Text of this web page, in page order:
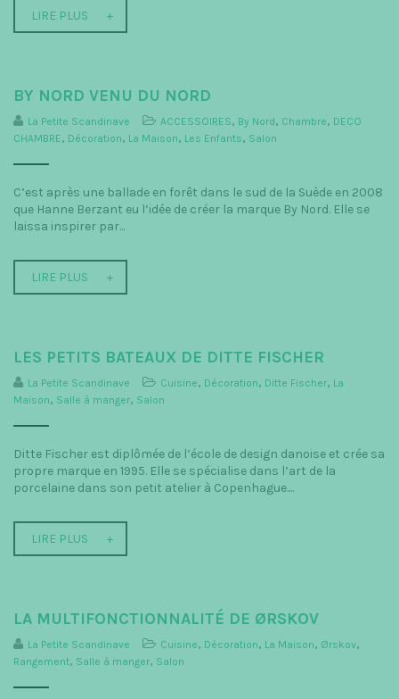
LIRE PLUS
BY NORD VENU DU NORD
La Petite Scandinave ACCESSOIRES, By Nord, Chambre, DECO
CHAMBRE, Décoration, La Maison, Les Enfants, Salon
C’est après une ballade en forêt dans le sud de la Suède en 2008
que Hanne Berzant eu l’idée de créer la marque By Nord. Elle se
laissa inspirer par...
LIRE PLUS
LES PETITS BATEAUX DE DITTE FISCHER
La Petite Scandinave Cuisine, Décoration, Ditte Fischer, La
Maison, Salle à manger, Salon
Ditte Fischer est diplômée de l’école de design danoise et crée sa
propre marque en 1995. Elle se spécialise dans l’art de la
porcelaine dans son petit atelier à Copenhague....
LIRE PLUS
LA MULTIFONCTIONNALITÉ DE ØRSKOV
La Petite Scandinave Cuisine, Décoration, La Maison, Ørskov,
Rangement, Salle à manger, Salon